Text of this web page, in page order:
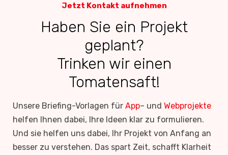
Jetzt Kontakt aufnehmen
Haben Sie ein Projekt
geplant?
Trinken wir einen
Tomatensaft!
Unsere Briefing-Vorlagen für App– und Webprojekte
helfen Ihnen dabei, Ihre Ideen klar zu formulieren.
Und sie helfen uns dabei, Ihr Projekt von Anfang an
besser zu verstehen. Das spart Zeit, schafft Klarheit